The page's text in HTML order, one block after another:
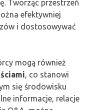
Tworząc przestrzeń
efektywniej
i dostosowywać
mogą również
, co stanowi
się środowisku
informacje, relacje